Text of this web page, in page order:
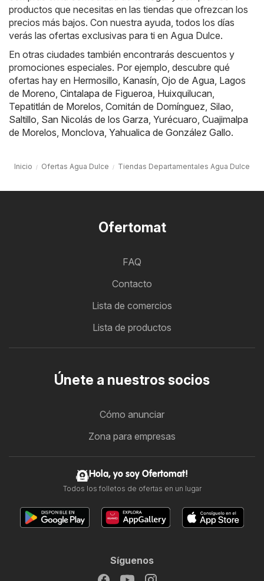
productos que necesitas en las tiendas que ofrezcan los
precios más bajos. Con nuestra ayuda, todos los días
verás las ofertas exclusivas para ti en Agua Dulce.
En otras ciudades también encontrarás descuentos y
promociones especiales. Por ejemplo, descubre qué
ofertas hay en Hermosillo, Kanasín, Ojo de Agua, Lagos
de Moreno, Cintalapa de Figueroa, Huixquilucan,
Tepatitlán de Morelos, Comitán de Domínguez, Silao,
Saltillo, San Nicolás de los Garza, Yurécuaro, Cuajimalpa
de Morelos, Monclova, Yahualica de González Gallo.
Inicio Ofertas Agua Dulce Tiendas Departamentales Agua Dulce
Ofertomat
FAQ
Contacto
Lista de comercios
Lista de productos
Únete a nuestros socios
Cómo anunciar
Zona para empresas
Hola, yo soy Ofertomat!
Todos los folletos de ofertas en un lugar
Síguenos